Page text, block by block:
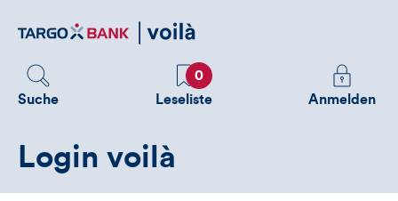
zum
Suche
Favoriten
0
Leseliste
Melden
Sie
Anmelden
Login voilà